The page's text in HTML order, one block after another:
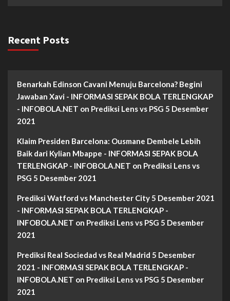
Recent Posts
Benarkah Edinson Cavani Menuju Barcelona? Begini
Jawaban Xavi - INFORMASI SEPAK BOLA TERLENGKAP
- INFOBOLA.NET on Prediksi Lens vs PSG 5 Desember
2021
Klaim Presiden Barcelona: Ousmane Dembele Lebih
Baik dari Kylian Mbappe - INFORMASI SEPAK BOLA
TERLENGKAP - INFOBOLA.NET on Prediksi Lens vs
PSG 5 Desember 2021
Prediksi Watford vs Manchester City 5 Desember 2021
- INFORMASI SEPAK BOLA TERLENGKAP -
INFOBOLA.NET on Prediksi Lens vs PSG 5 Desember
2021
Prediksi Real Sociedad vs Real Madrid 5 Desember
2021 - INFORMASI SEPAK BOLA TERLENGKAP -
INFOBOLA.NET on Prediksi Lens vs PSG 5 Desember
2021